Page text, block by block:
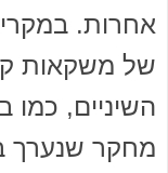
אחרות.
של משקאות
השיניים,